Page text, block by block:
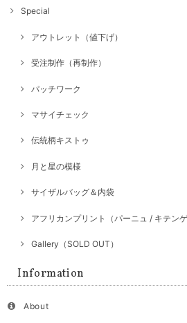
Special
アウトレット（値下げ）
受注制作（再制作）
パッチワーク
マサイチェック
伝統柄キストゥ
月と星の模様
サイザルバッグ＆内袋
アフリカンプリント（パーニュ / キテンゲ
Gallery（SOLD OUT）
Information
About